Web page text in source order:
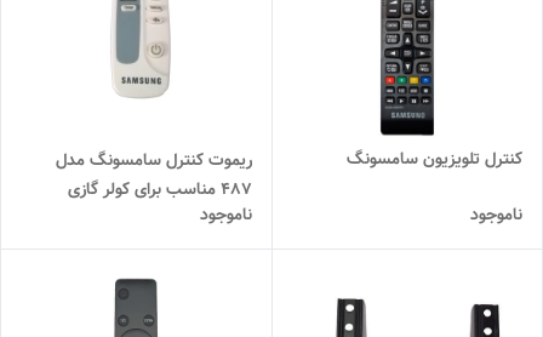
کنترل تلویزیون سامسونگ
ناموجود
ریموت کنترل سامسونگ مدل
487 مناسب برای کولر گازی
سامسونگ پنجره ای
ناموجود